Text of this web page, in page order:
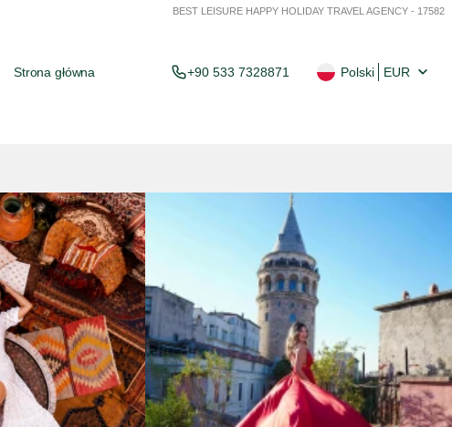
BEST LEISURE HAPPY HOLIDAY TRAVEL AGENCY - 17582
Strona główna +90 533 7328871 Polski EUR